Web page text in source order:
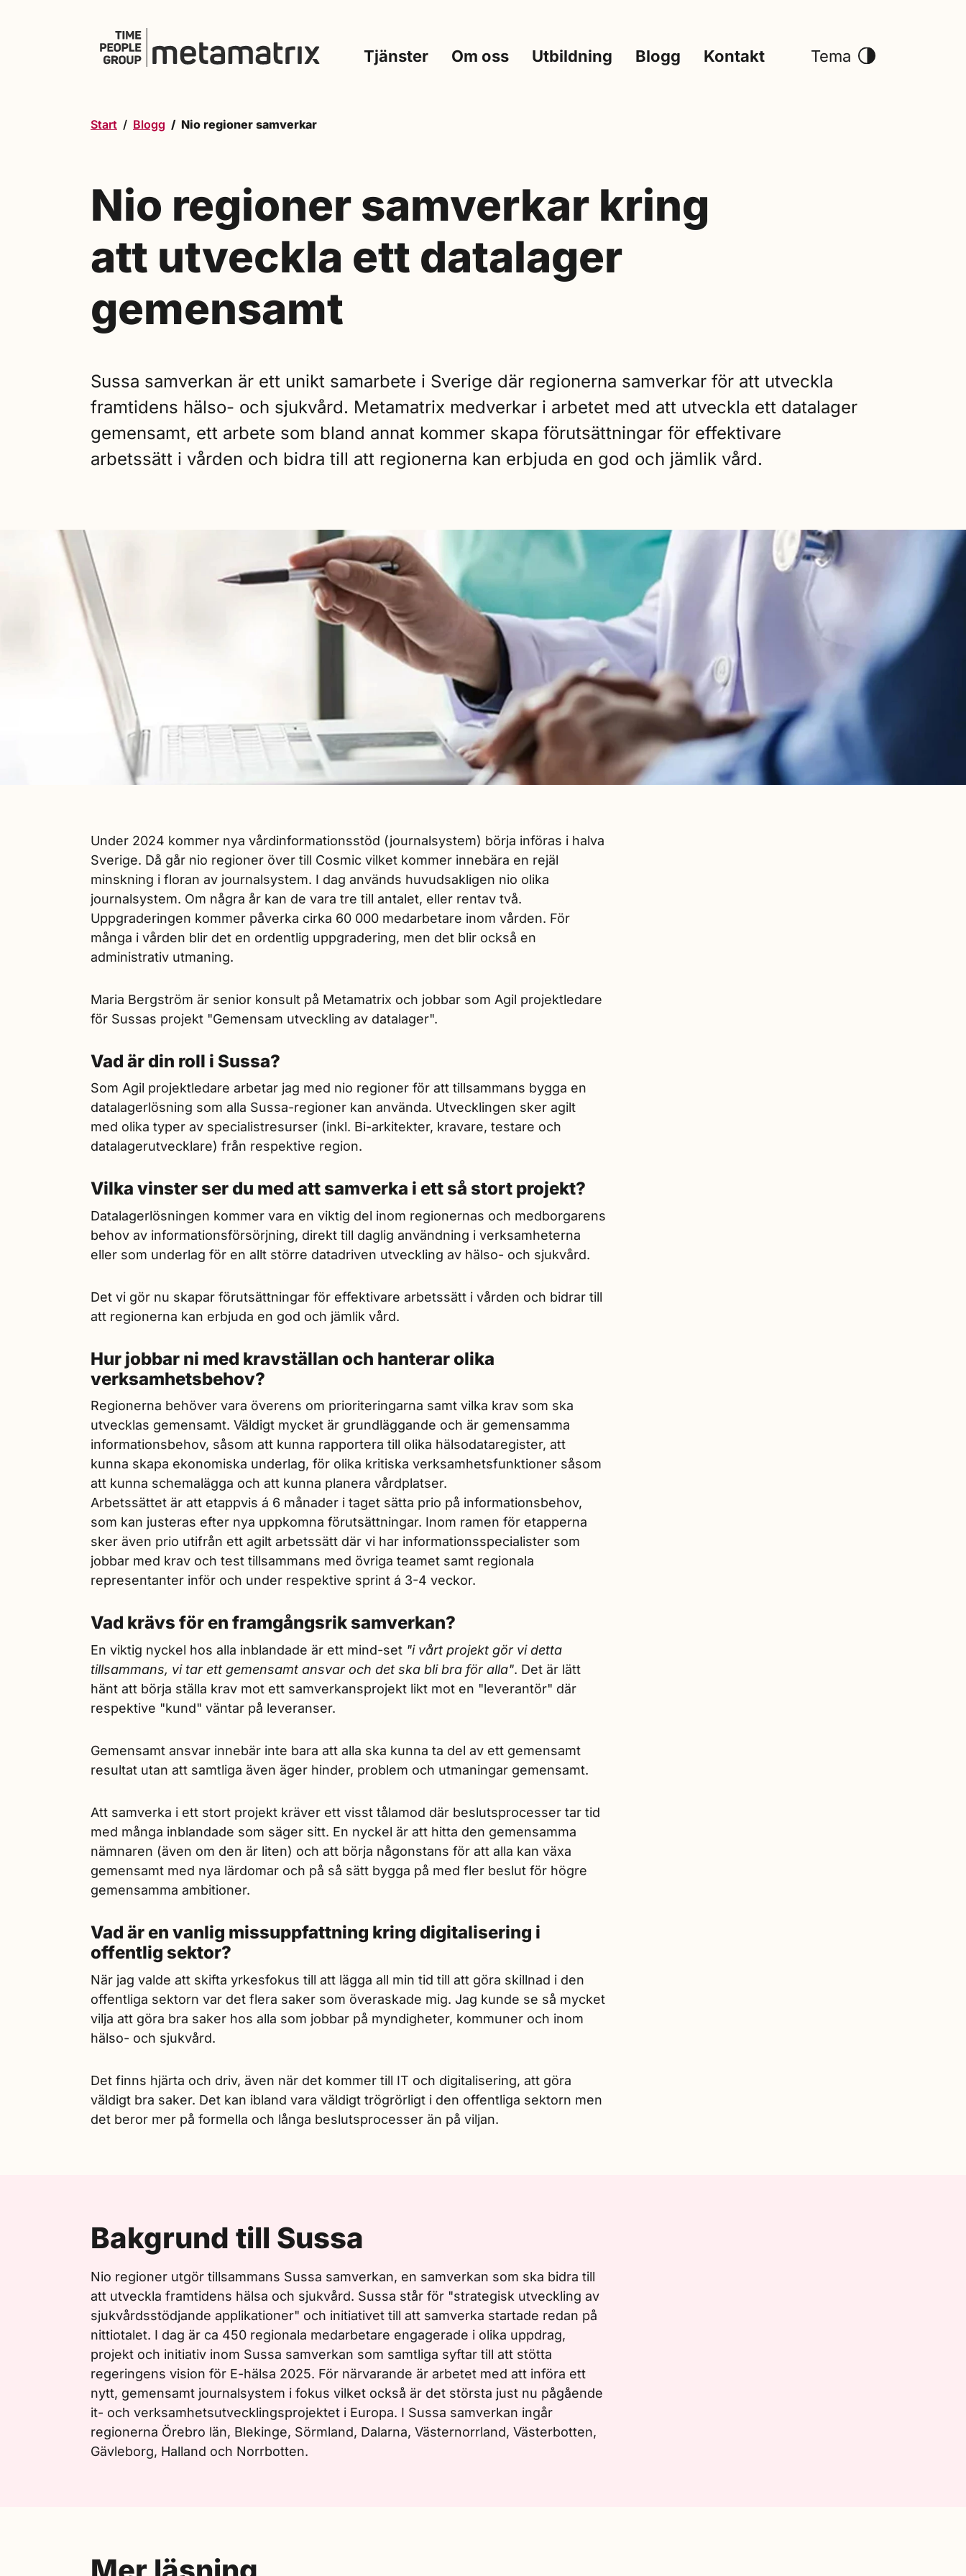
Tjänster Om oss Utbildning Blogg Kontakt Tema
Start Blogg Nio regioner samverkar
Nio regioner samverkar kring
att utveckla ett datalager
gemensamt
Sussa samverkan är ett unikt samarbete i Sverige där regionerna samverkar för att utveckla
framtidens hälso- och sjukvård. Metamatrix medverkar i arbetet med att utveckla ett datalager
gemensamt, ett arbete som bland annat kommer skapa förutsättningar för effektivare
arbetssätt i vården och bidra till att regionerna kan erbjuda en god och jämlik vård.
Under 2024 kommer nya vårdinformationsstöd (journalsystem) börja införas i halva
Sverige. Då går nio regioner över till Cosmic vilket kommer innebära en rejäl
minskning i floran av journalsystem. I dag används huvudsakligen nio olika
journalsystem. Om några år kan de vara tre till antalet, eller rentav två.
Uppgraderingen kommer påverka cirka 60 000 medarbetare inom vården. För
många i vården blir det en ordentlig uppgradering, men det blir också en
administrativ utmaning.
Maria Bergström är senior konsult på Metamatrix och jobbar som Agil projektledare
för Sussas projekt "Gemensam utveckling av datalager".
Vad är din roll i Sussa?
Som Agil projektledare arbetar jag med nio regioner för att tillsammans bygga en
datalagerlösning som alla Sussa-regioner kan använda. Utvecklingen sker agilt
med olika typer av specialistresurser (inkl. Bi-arkitekter, kravare, testare och
datalagerutvecklare) från respektive region.
Vilka vinster ser du med att samverka i ett så stort projekt?
Datalagerlösningen kommer vara en viktig del inom regionernas och medborgarens
behov av informationsförsörjning, direkt till daglig användning i verksamheterna
eller som underlag för en allt större datadriven utveckling av hälso- och sjukvård.
Det vi gör nu skapar förutsättningar för effektivare arbetssätt i vården och bidrar till
att regionerna kan erbjuda en god och jämlik vård.
Hur jobbar ni med kravställan och hanterar olika
verksamhetsbehov?
Regionerna behöver vara överens om prioriteringarna samt vilka krav som ska
utvecklas gemensamt. Väldigt mycket är grundläggande och är gemensamma
informationsbehov, såsom att kunna rapportera till olika hälsodataregister, att
kunna skapa ekonomiska underlag, för olika kritiska verksamhetsfunktioner såsom
att kunna schemalägga och att kunna planera vårdplatser.
Arbetssättet är att etappvis á 6 månader i taget sätta prio på informationsbehov,
som kan justeras efter nya uppkomna förutsättningar. Inom ramen för etapperna
sker även prio utifrån ett agilt arbetssätt där vi har informationsspecialister som
jobbar med krav och test tillsammans med övriga teamet samt regionala
representanter inför och under respektive sprint á 3-4 veckor.
Vad krävs för en framgångsrik samverkan?
En viktig nyckel hos alla inblandade är ett mind-set "i vårt projekt gör vi detta
tillsammans, vi tar ett gemensamt ansvar och det ska bli bra för alla". Det är lätt
hänt att börja ställa krav mot ett samverkansprojekt likt mot en "leverantör" där
respektive "kund" väntar på leveranser.
Gemensamt ansvar innebär inte bara att alla ska kunna ta del av ett gemensamt
resultat utan att samtliga även äger hinder, problem och utmaningar gemensamt.
Att samverka i ett stort projekt kräver ett visst tålamod där beslutsprocesser tar tid
med många inblandade som säger sitt. En nyckel är att hitta den gemensamma
nämnaren (även om den är liten) och att börja någonstans för att alla kan växa
gemensamt med nya lärdomar och på så sätt bygga på med fler beslut för högre
gemensamma ambitioner.
Vad är en vanlig missuppfattning kring digitalisering i
offentlig sektor?
När jag valde att skifta yrkesfokus till att lägga all min tid till att göra skillnad i den
offentliga sektorn var det flera saker som överaskade mig. Jag kunde se så mycket
vilja att göra bra saker hos alla som jobbar på myndigheter, kommuner och inom
hälso- och sjukvård.
Det finns hjärta och driv, även när det kommer till IT och digitalisering, att göra
väldigt bra saker. Det kan ibland vara väldigt trögrörligt i den offentliga sektorn men
det beror mer på formella och långa beslutsprocesser än på viljan.
Bakgrund till Sussa
Nio regioner utgör tillsammans Sussa samverkan, en samverkan som ska bidra till
att utveckla framtidens hälsa och sjukvård. Sussa står för "strategisk utveckling av
sjukvårdsstödjande applikationer" och initiativet till att samverka startade redan på
nittiotalet. I dag är ca 450 regionala medarbetare engagerade i olika uppdrag,
projekt och initiativ inom Sussa samverkan som samtliga syftar till att stötta
regeringens vision för E-hälsa 2025. För närvarande är arbetet med att införa ett
nytt, gemensamt journalsystem i fokus vilket också är det största just nu pågående
it- och verksamhetsutvecklingsprojektet i Europa. I Sussa samverkan ingår
regionerna Örebro län, Blekinge, Sörmland, Dalarna, Västernorrland, Västerbotten,
Gävleborg, Halland och Norrbotten.